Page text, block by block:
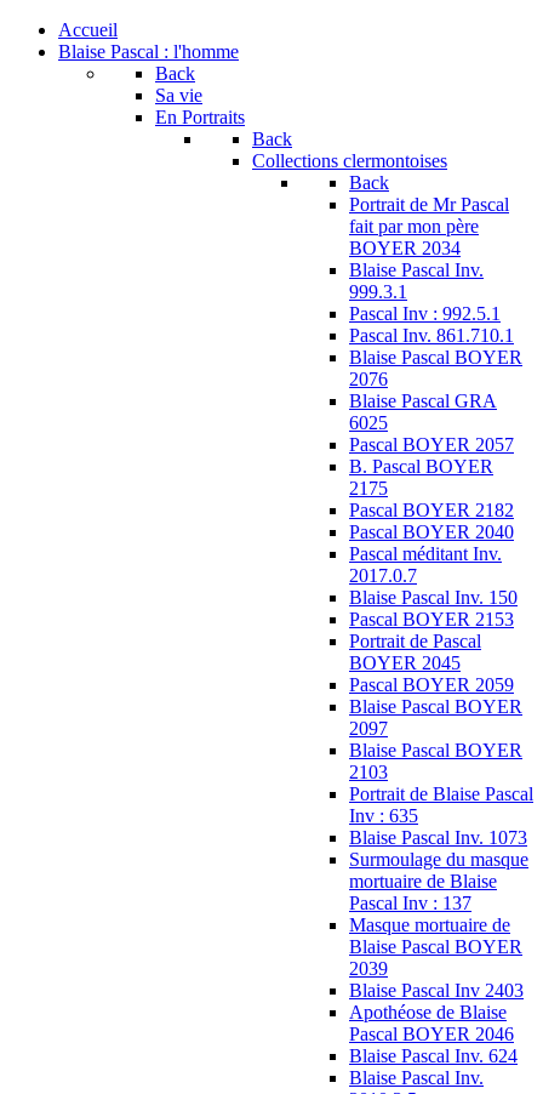
Accueil
Blaise Pascal : l'homme
Back
Sa vie
En Portraits
Back
Collections clermontoises
Back
Portrait de Mr Pascal
fait par mon père
BOYER 2034
Blaise Pascal Inv.
999.3.1
Pascal Inv : 992.5.1
Pascal Inv. 861.710.1
Blaise Pascal BOYER
2076
Blaise Pascal GRA
6025
Pascal BOYER 2057
B. Pascal BOYER
2175
Pascal BOYER 2182
Pascal BOYER 2040
Pascal méditant Inv.
2017.0.7
Blaise Pascal Inv. 150
Pascal BOYER 2153
Portrait de Pascal
BOYER 2045
Pascal BOYER 2059
Blaise Pascal BOYER
2097
Blaise Pascal BOYER
2103
Portrait de Blaise Pascal
Inv : 635
Blaise Pascal Inv. 1073
Surmoulage du masque
mortuaire de Blaise
Pascal Inv : 137
Masque mortuaire de
Blaise Pascal BOYER
2039
Blaise Pascal Inv 2403
Apothéose de Blaise
Pascal BOYER 2046
Blaise Pascal Inv. 624
Blaise Pascal Inv.